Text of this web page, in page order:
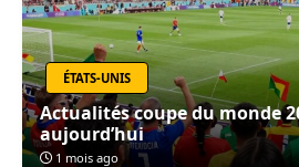
ÉTATS-UNIS
Actualités coupe du monde
aujourd’hui
1 mois ago